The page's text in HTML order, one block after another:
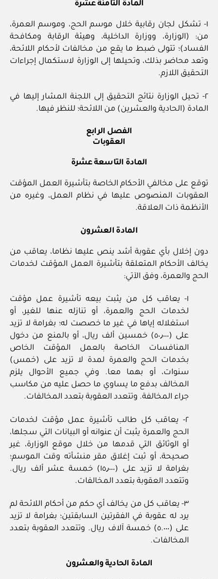
المادة الثامنة عشرة
١- تشكل لجان رقابية خلال موسم الحج، وموسم العمرة،
من: (الوزارة، ووزارة الداخلية، وهيئة الرقابة ومكافحة
الفساد)؛ تتولى ضبط ما يقع من مخالفات لأحكام اللائحة،
وتعد محاضر بذلك، وتحيلها إلى الوزارة لاستكمال إجراءات
التحقيق اللازم.
٢- تحيل الوزارة نتائج التحقيق إلى اللجنة المشار إليها في
المادة (الحادية والعشرين) من اللائحة؛ للنظر فيها.
الفصل الرابع
العقوبات
المادة التاسعة عشرة
توقع على مخالفي الأحكام الخاصة بتأشيرة العمل المؤقت
العقوبات المنصوص عليها في نظام العمل، وغيره من
الأنظمة ذات العلاقة.
المادة العشرون
دون إخلال بأي عقوبة أشد ينص عليها نظاما، يعاقب من
يخالف الأحكام المتعلقة بتأشيرة العمل المؤقت لخدمات
الحج والعمرة، وفق الآتي:
١- يعاقب كل من يثبت بيعه تأشيرة عمل مؤقت
لخدمات الحج والعمرة، أو تنازله عنها للغير، أو
استغلاله إياها في غير ما خصصت له؛ بغرامة لا تزيد
على (٥٠٫٠٠٠) خمسين ألف ريال، أو بالمنع من دخول
المنافسات الخاصة بالعمل المؤقت الخاص
بخدمات الحج والعمرة لمدة لا تزيد على (خمس)
سنوات، أو بهما معا. وفي جميع الأحوال يلزم
المخالف بدفع ما يساوي ما حصل عليه من مكاسب
جراء المخالفة. وتتعدد العقوبة بتعدد المخالفات.
٢- يعاقب كل طالب تأشيرة عمل مؤقت لخدمات
الحج والعمرة يثبت أن عنوانه أو البيانات التي سجلها،
أو الوثائق التي قدمها من خلال موقع الوزارة، غير
صحيحة، أو ثبت إغلاق مقر منشأته وقت الموسم؛
بغرامة لا تزيد على (١٥٫٠٠٠) خمسة عشر ألف ريال.
وتتعدد العقوبة بتعدد المخالفات.
٣- يعاقب كل من يخالف أي حكم من أحكام اللائحة لم
يرد له عقوبة في الفقرتين السابقتين؛ بغرامة لا تزيد
على (٥.٠٠٠) خمسة آلاف ريال. وتتعدد العقوبة بتعدد
المخالفات.
المادة الحادية والعشرون